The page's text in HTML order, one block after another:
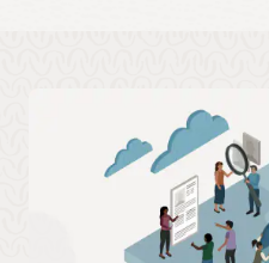
式可改善徵才、留才和成長。
供應鏈指揮中心：透過在整個
議，協助企業快速回應不斷變
閱讀公告部落格